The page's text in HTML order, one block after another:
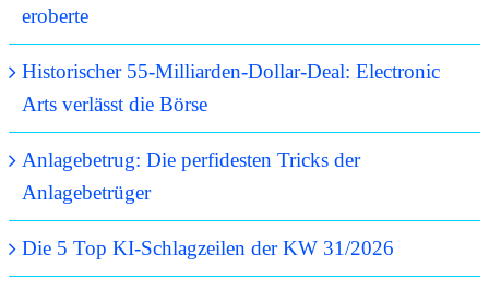
eroberte
Historischer 55-Milliarden-Dollar-Deal: Electronic
Arts verlässt die Börse
Anlagebetrug: Die perfidesten Tricks der
Anlagebetrüger
Die 5 Top KI-Schlagzeilen der KW 31/2026